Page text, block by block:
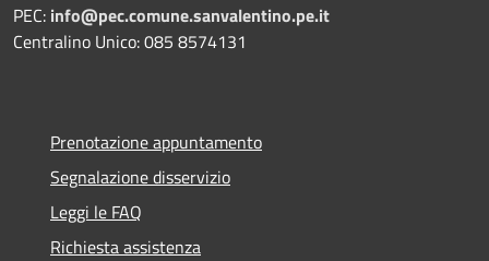
PEC: info@pec.comune.sanvalentino.pe.it
Centralino Unico: 085 8574131
Prenotazione appuntamento
Segnalazione disservizio
Leggi le FAQ
Richiesta assistenza